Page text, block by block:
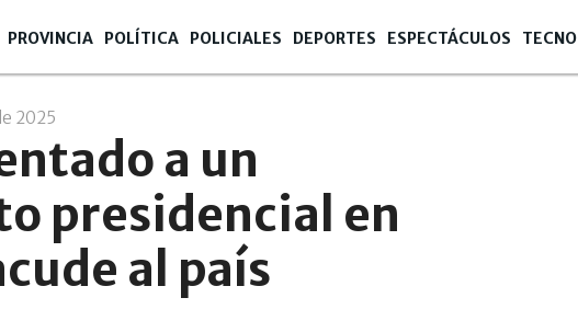
PROVINCIA POLÍTICA POLICIALES DEPORTES ESPECTÁCULOS TECNO
2025
a un
presidencial en
al país